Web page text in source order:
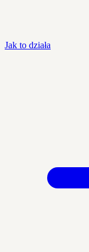
Jak to działa